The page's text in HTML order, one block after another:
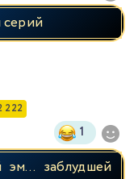
222
1
эм... заблудшей